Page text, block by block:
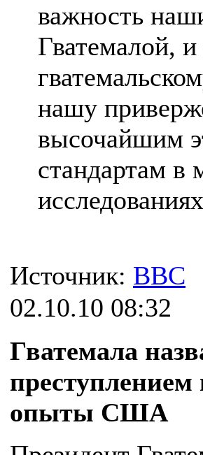
важность
Гватемалой,
нашу
высочайшим
стандартам в
Источник: BBC
02.10.10 08:32
Гватемала
опыты США